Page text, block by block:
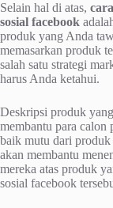
Selain hal di atas,
sosial facebook
produk yang Anda
memasarkan produk
salah satu strategi
harus Anda ketahui.
Deskripsi produk
membantu para calon
baik mutu dari produk
akan membantu
mereka atas produk
sosial facebook